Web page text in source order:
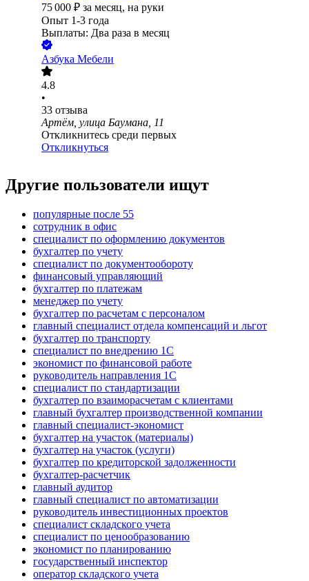
75 000 ₽ за месяц, на руки
Опыт 1-3 года
Выплаты: Два раза в месяц
Азбука Мебели
4.8
•
33 отзыва
Артём, улица Баумана, 11
Откликнитесь среди первых
Откликнуться
Другие пользователи ищут
популярные после 55
сотрудник в офис
специалист по оформлению документов
бухгалтер по учету
специалист по документообороту
финансовый управляющий
бухгалтер по платежам
менеджер по учету
бухгалтер по расчетам с персоналом
главный специалист отдела компенсаций и льгот
бухгалтер по транспорту
специалист по внедрению 1С
экономист по финансовой работе
руководитель направления 1С
специалист по стандартизации
бухгалтер по взаиморасчетам с клиентами
главный бухгалтер производственной компании
главный специалист-экономист
бухгалтер на участок (материалы)
бухгалтер на участок (услуги)
бухгалтер по кредиторской задолженности
бухгалтер-расчетчик
главный аудитор
главный специалист по автоматизации
руководитель инвестиционных проектов
специалист складского учета
специалист по ценообразованию
экономист по планированию
государственный инспектор
оператор складского учета